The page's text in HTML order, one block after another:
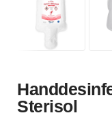
Sterisol